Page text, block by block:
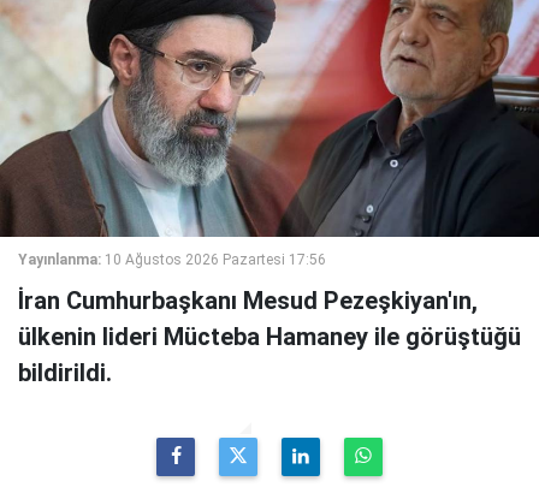
Yayınlanma: 10 Ağustos 2026 Pazartesi 17:56
İran Cumhurbaşkanı Mesud Pezeşkiyan'ın,
ülkenin lideri Mücteba Hamaney ile görüştüğü
bildirildi.